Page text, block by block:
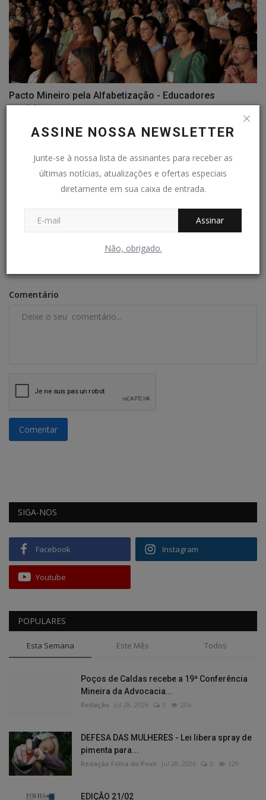
ASSINE NOSSA NEWSLETTER
Junte-se à nossa lista de assinantes para receber as
últimas notícias, atualizações e ofertas especiais
diretamente em sua caixa de entrada.
Assinar
Não, obrigado.
Pacto Mineiro pela Alfabetização - Educadores
participam...
COMENTÁRIOS
Comentário
Comentar
SIGA-NOS
Facebook Instagram
Youtube
POPULARES
Esta Semana Este Mês Todos
Poços de Caldas recebe a 19ª Conferência
Mineira da Advocacia...
Redação Jul 28, 2026 0 206
DEFESA DAS MULHERES - Lei libera spray de
pimenta para...
Redação Folha do Povo Jul 28, 2026 0 129
EDIÇÃO 21/02